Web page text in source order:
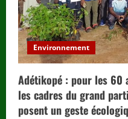
Environnement
Adétikopé : pour les 60
les cadres du grand
posent un geste